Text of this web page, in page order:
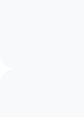
عشر ون سنتيمتر